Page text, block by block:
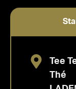
Tee
Thé